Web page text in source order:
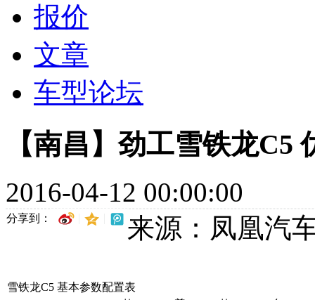
报价
文章
车型论坛
【南昌】劲工雪铁龙C5
2016-04-12 00:00:00
分享到： 来源：凤凰汽
雪铁龙C5 基本参数配置表